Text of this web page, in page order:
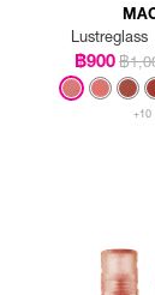
฿900฿
+10